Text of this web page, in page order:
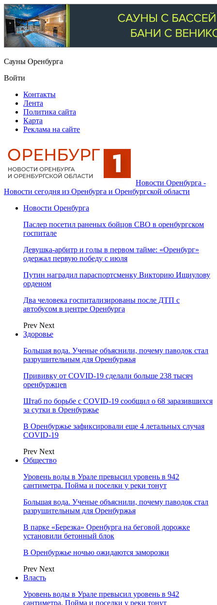
Сауны Оренбурга
Войти
Контакты
Лента
Политика сайта
Карта
Реклама на сайте
Новости Оренбурга -
Новости сегодня из Оренбурга и Оренбургской области
Новости Оренбурга
Паслер посетил раненых бойцов СВО в оренбургском
госпитале
Девушка-арбитр и голы в первом тайме: «Оренбург»
одержал первую победу с июля
Путин наградил параспортсменку Викторию Ищиулову
орденом
Два человека госпитализированы после ДТП с
автобусом в центре Оренбурга
Prev Next
Здоровье
Большая вода. Ученые объяснили, почему паводок стал
разрушительным для Оренбуржья
Прививку от COVID-19 сделали больше 238 тысяч
оренбуржцев
Штаб по борьбе с СOVID-19 сообщил о 68 заразившихся
за сутки в Оренбуржье
В Оренбуржье зафиксировали еще 4 летальных случая
COVID-19
Prev Next
Общество
Уровень воды в Урале превысил уровень в 942
сантиметра. Пойма и поселки у реки тонут
Большая вода. Ученые объяснили, почему паводок стал
разрушительным для Оренбуржья
В парке «Березка» Оренбурга на беговой дорожке
установили бетонный блок
В Оренбуржье ночью ожидаются заморозки
Prev Next
Власть
Уровень воды в Урале превысил уровень в 942
сантиметра. Пойма и поселки у реки тонут